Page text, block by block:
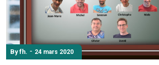
By fh. - 24 mars 2020